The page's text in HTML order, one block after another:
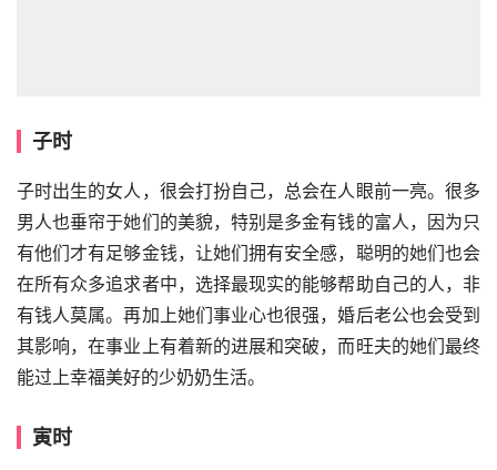
子时
子时出生的女人，很会打扮自己，总会在人眼前一亮。很多
男人也垂帘于她们的美貌，特别是多金有钱的富人，因为只
有他们才有足够金钱，让她们拥有安全感，聪明的她们也会
在所有众多追求者中，选择最现实的能够帮助自己的人，非
有钱人莫属。再加上她们事业心也很强，婚后老公也会受到
其影响，在事业上有着新的进展和突破，而旺夫的她们最终
能过上幸福美好的少奶奶生活。
寅时